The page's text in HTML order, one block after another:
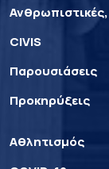
Ανθρωπιστικές,
CIVIS
Παρουσιάσεις
Προκηρύξεις
Αθλητισμός